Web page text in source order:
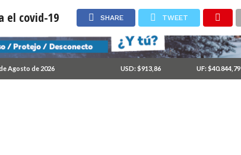
Agosto de 2026 USD: $913,86 UF: $40.844,79
el covid-19 SHARE TWEET
anual contra el